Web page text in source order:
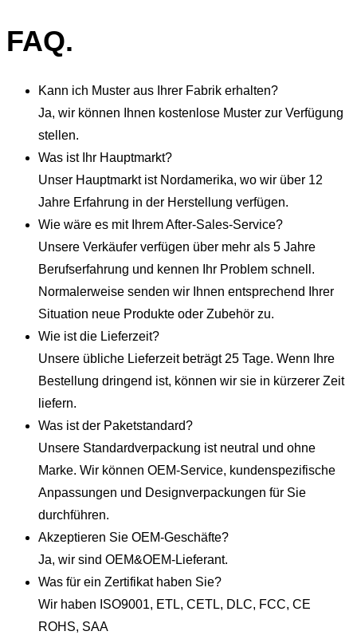
FAQ.
Kann ich Muster aus Ihrer Fabrik erhalten?
Ja, wir können Ihnen kostenlose Muster zur Verfügung
stellen.
Was ist Ihr Hauptmarkt?
Unser Hauptmarkt ist Nordamerika, wo wir über 12
Jahre Erfahrung in der Herstellung verfügen.
Wie wäre es mit Ihrem After-Sales-Service?
Unsere Verkäufer verfügen über mehr als 5 Jahre
Berufserfahrung und kennen Ihr Problem schnell.
Normalerweise senden wir Ihnen entsprechend Ihrer
Situation neue Produkte oder Zubehör zu.
Wie ist die Lieferzeit?
Unsere übliche Lieferzeit beträgt 25 Tage. Wenn Ihre
Bestellung dringend ist, können wir sie in kürzerer Zeit
liefern.
Was ist der Paketstandard?
Unsere Standardverpackung ist neutral und ohne
Marke. Wir können OEM-Service, kundenspezifische
Anpassungen und Designverpackungen für Sie
durchführen.
Akzeptieren Sie OEM-Geschäfte?
Ja, wir sind OEM&OEM-Lieferant.
Was für ein Zertifikat haben Sie?
Wir haben ISO9001, ETL, CETL, DLC, FCC, CE
ROHS, SAA